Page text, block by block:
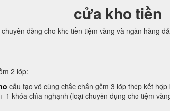
cửa kho tiền
dàng cho kho tiền tiệm vàng và ngân hàng
2 lớp:
cấu tạo vô cùng chắc chắn gồm 3 lớp thép kết
1 khóa chìa nghạnh (loại chuyên dụng cho tiệm